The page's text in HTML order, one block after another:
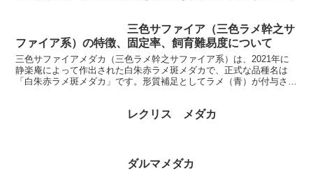
三色サファイア（三色ラメ幹之サ
ファイア系）の特徴、固定率、飼育難易度について
三色サファイアメダカ（三色ラメ幹之サファイア系）は、2021年に
静楽庵によって作出された白朱赤ラメ斑メダカで、正式な品種名は
「白朱赤ラメ斑メダカ」です。形質補足としてラメ（青）が付与さ
レクリス メダカ
ダルマメダカ